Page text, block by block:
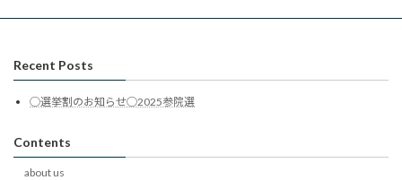
Recent Posts
◯選挙割のお知らせ◯2025参院選
Contents
about us